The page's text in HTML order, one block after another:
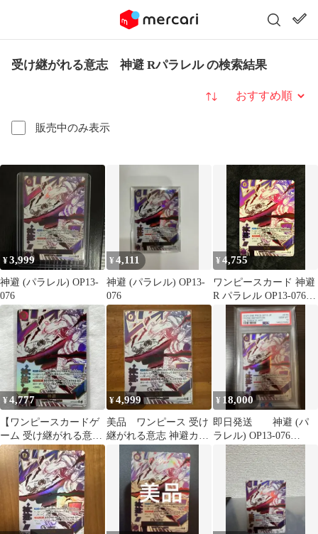
受け継がれる意志 神避 Rパラレル の検索結果
販売中のみ表示
並び替え
¥3,999
神避 (パラレル) OP13-
076
¥4,111
神避 (パラレル) OP13-
076
¥4,755
ワンピースカード 神避
R パラレル OP13-076
「受け継がれる意志
【OP-13】」
¥4,777
【ワンピースカードゲ
ーム 受け継がれる意
志】《神避》OP13-076
¥4,999
美品 ワンピース 受け
継がれる意志 神避カム
サリ R パラレル OP13-
¥ 18,000
即日発送 神避 (パ
ラレル) OP13-076
PSA10